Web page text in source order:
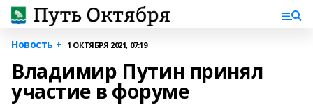
Новость + 1 ОКТЯБРЯ 2021, 07:19
Владимир Путин принял
участие в форуме